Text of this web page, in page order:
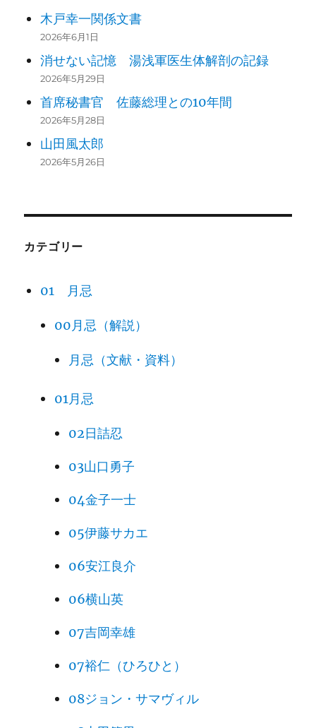
木戸幸一関係文書
2026年6月1日
消せない記憶 湯浅軍医生体解剖の記録
2026年5月29日
首席秘書官 佐藤総理との10年間
2026年5月28日
山田風太郎
2026年5月26日
カテゴリー
01 月忌
00月忌（解説）
月忌（文献・資料）
01月忌
02日詰忍
03山口勇子
04金子一士
05伊藤サカエ
06安江良介
06横山英
07吉岡幸雄
07裕仁（ひろひと）
08ジョン・サマヴィル